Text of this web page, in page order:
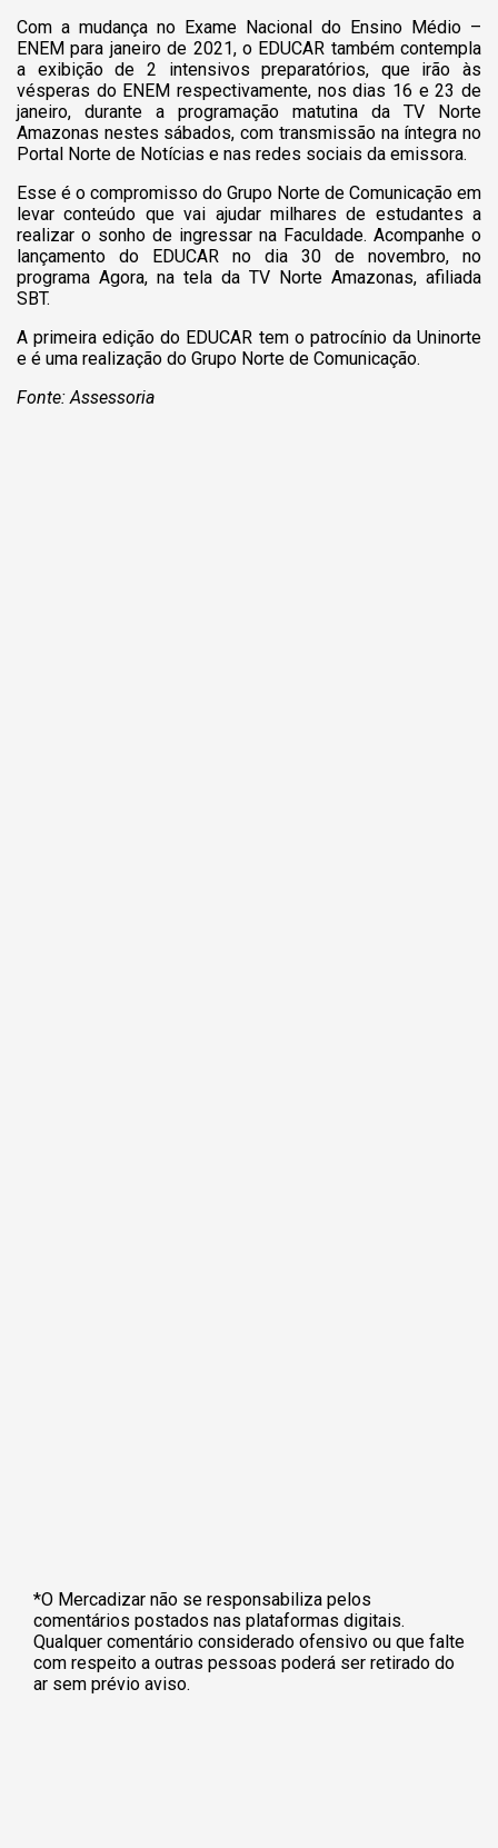
Com a mudança no Exame Nacional do Ensino Médio –
ENEM para janeiro de 2021, o EDUCAR também contempla
a exibição de 2 intensivos preparatórios, que irão às
vésperas do ENEM respectivamente, nos dias 16 e 23 de
janeiro, durante a programação matutina da TV Norte
Amazonas nestes sábados, com transmissão na íntegra no
Portal Norte de Notícias e nas redes sociais da emissora.
Esse é o compromisso do Grupo Norte de Comunicação em
levar conteúdo que vai ajudar milhares de estudantes a
realizar o sonho de ingressar na Faculdade. Acompanhe o
lançamento do EDUCAR no dia 30 de novembro, no
programa Agora, na tela da TV Norte Amazonas, afiliada
SBT.
A primeira edição do EDUCAR tem o patrocínio da Uninorte
e é uma realização do Grupo Norte de Comunicação.
Fonte: Assessoria
*O Mercadizar não se responsabiliza pelos
comentários postados nas plataformas digitais.
Qualquer comentário considerado ofensivo ou que falte
com respeito a outras pessoas poderá ser retirado do
ar sem prévio aviso.